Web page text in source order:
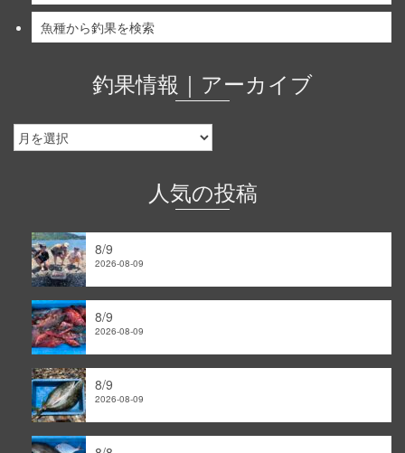
魚種から釣果を検索
釣果情報｜アーカイブ
釣
果
人気の投稿
8/9
2026-08-09
8/9
2026-08-09
8/9
2026-08-09